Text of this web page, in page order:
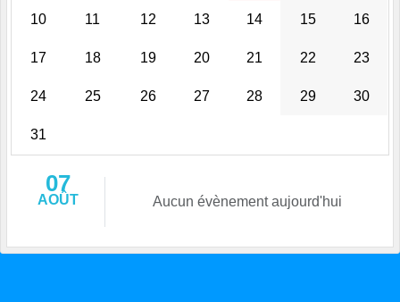
10 11 12 13 14 15 16
17 18 19 20 21 22 23
24 25 26 27 28 29 30
31
07
AOÛT Aucun évènement aujourd'hui